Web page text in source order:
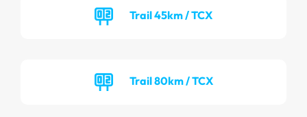
Trail 45km / TCX
Trail 80km / TCX